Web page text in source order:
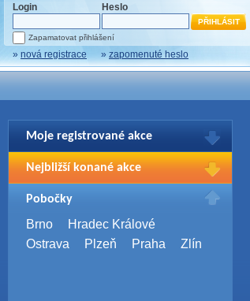
Login Heslo
Zapamatovat přihlášení
» nová registrace » zapomenuté heslo
Moje registrované akce
Pro zobrazení Vašich registrací na akce
se prosím přihlašte.
Nejbližší konané akce
WUG Days 2026
4. 9. 2026,Brno
SQL Server Bootcamp 2026
Pobočky
Brno
Hradec Králové
Ostrava
Plzeň Praha Zlín